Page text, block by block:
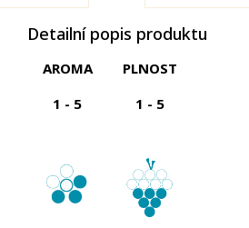
Detailní popis produktu
AROMA
1 - 5
PLNOST
1 - 5